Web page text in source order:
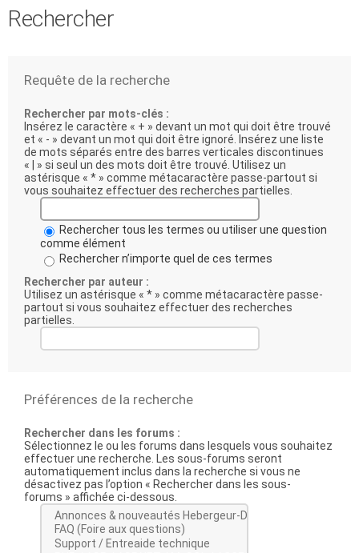
Rechercher
Requête de la recherche
Rechercher par mots-clés :
Insérez le caractère « + » devant un mot qui doit être trouvé
et « - » devant un mot qui doit être ignoré. Insérez une liste
de mots séparés entre des barres verticales discontinues
« | » si seul un des mots doit être trouvé. Utilisez un
astérisque « * » comme métacaractère passe-partout si
vous souhaitez effectuer des recherches partielles.
Rechercher tous les termes ou utiliser une question
comme élément
Rechercher n’importe quel de ces termes
Rechercher par auteur :
Utilisez un astérisque « * » comme métacaractère passe-
partout si vous souhaitez effectuer des recherches
partielles.
Préférences de la recherche
Rechercher dans les forums :
Sélectionnez le ou les forums dans lesquels vous souhaitez
effectuer une recherche. Les sous-forums seront
automatiquement inclus dans la recherche si vous ne
désactivez pas l’option « Rechercher dans les sous-
forums » affichée ci-dessous.